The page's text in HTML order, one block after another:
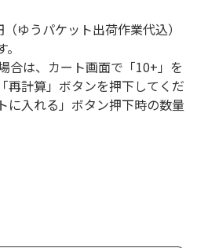
ゆうパケット出荷作業代込）
合は、カート画面で「10+」を
再計算」ボタンを押下してくだ
に入れる」ボタン押下時の数量